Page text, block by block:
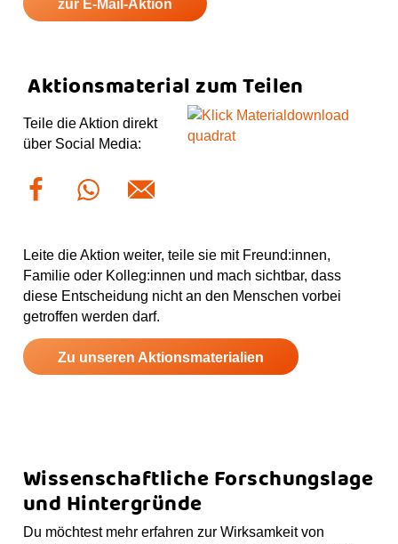
zur E-Mail-Aktion
Aktionsmaterial zum Teilen
Teile die Aktion direkt
über Social Media:
Leite die Aktion weiter, teile sie mit Freund:innen,
Familie oder Kolleg:innen und mach sichtbar, dass
diese Entscheidung nicht an den Menschen vorbei
getroffen werden darf.
Zu unseren Aktionsmaterialien
Wissenschaftliche Forschungslage
und Hintergründe
Du möchtest mehr erfahren zur Wirksamkeit von